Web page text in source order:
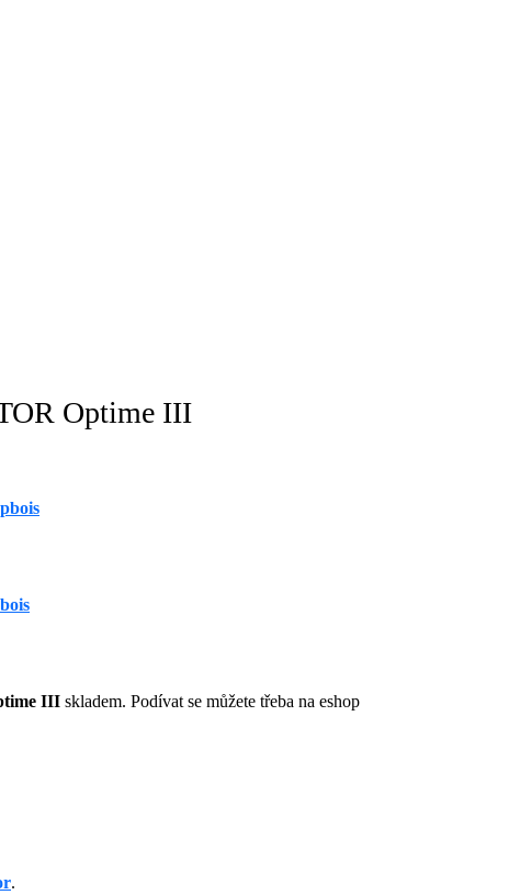
Optime III
III skladem. Podívat se můžete třeba na eshop
.